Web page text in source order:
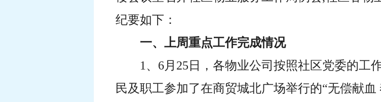
纪要如下：
一、上周重点工作完成情况
1、6月25日，各物业公司按照社区党委的工
民及职工参加了在商贸城北广场举行的“无偿献